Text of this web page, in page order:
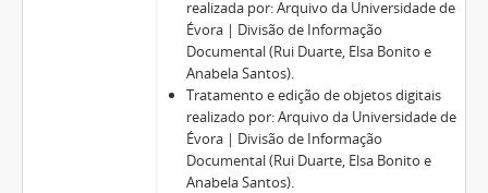
realizada por: Arquivo da Universidade de
Évora | Divisão de Informação
Documental (Rui Duarte, Elsa Bonito e
Anabela Santos).
Tratamento e edição de objetos digitais
realizado por: Arquivo da Universidade de
Évora | Divisão de Informação
Documental (Rui Duarte, Elsa Bonito e
Anabela Santos).